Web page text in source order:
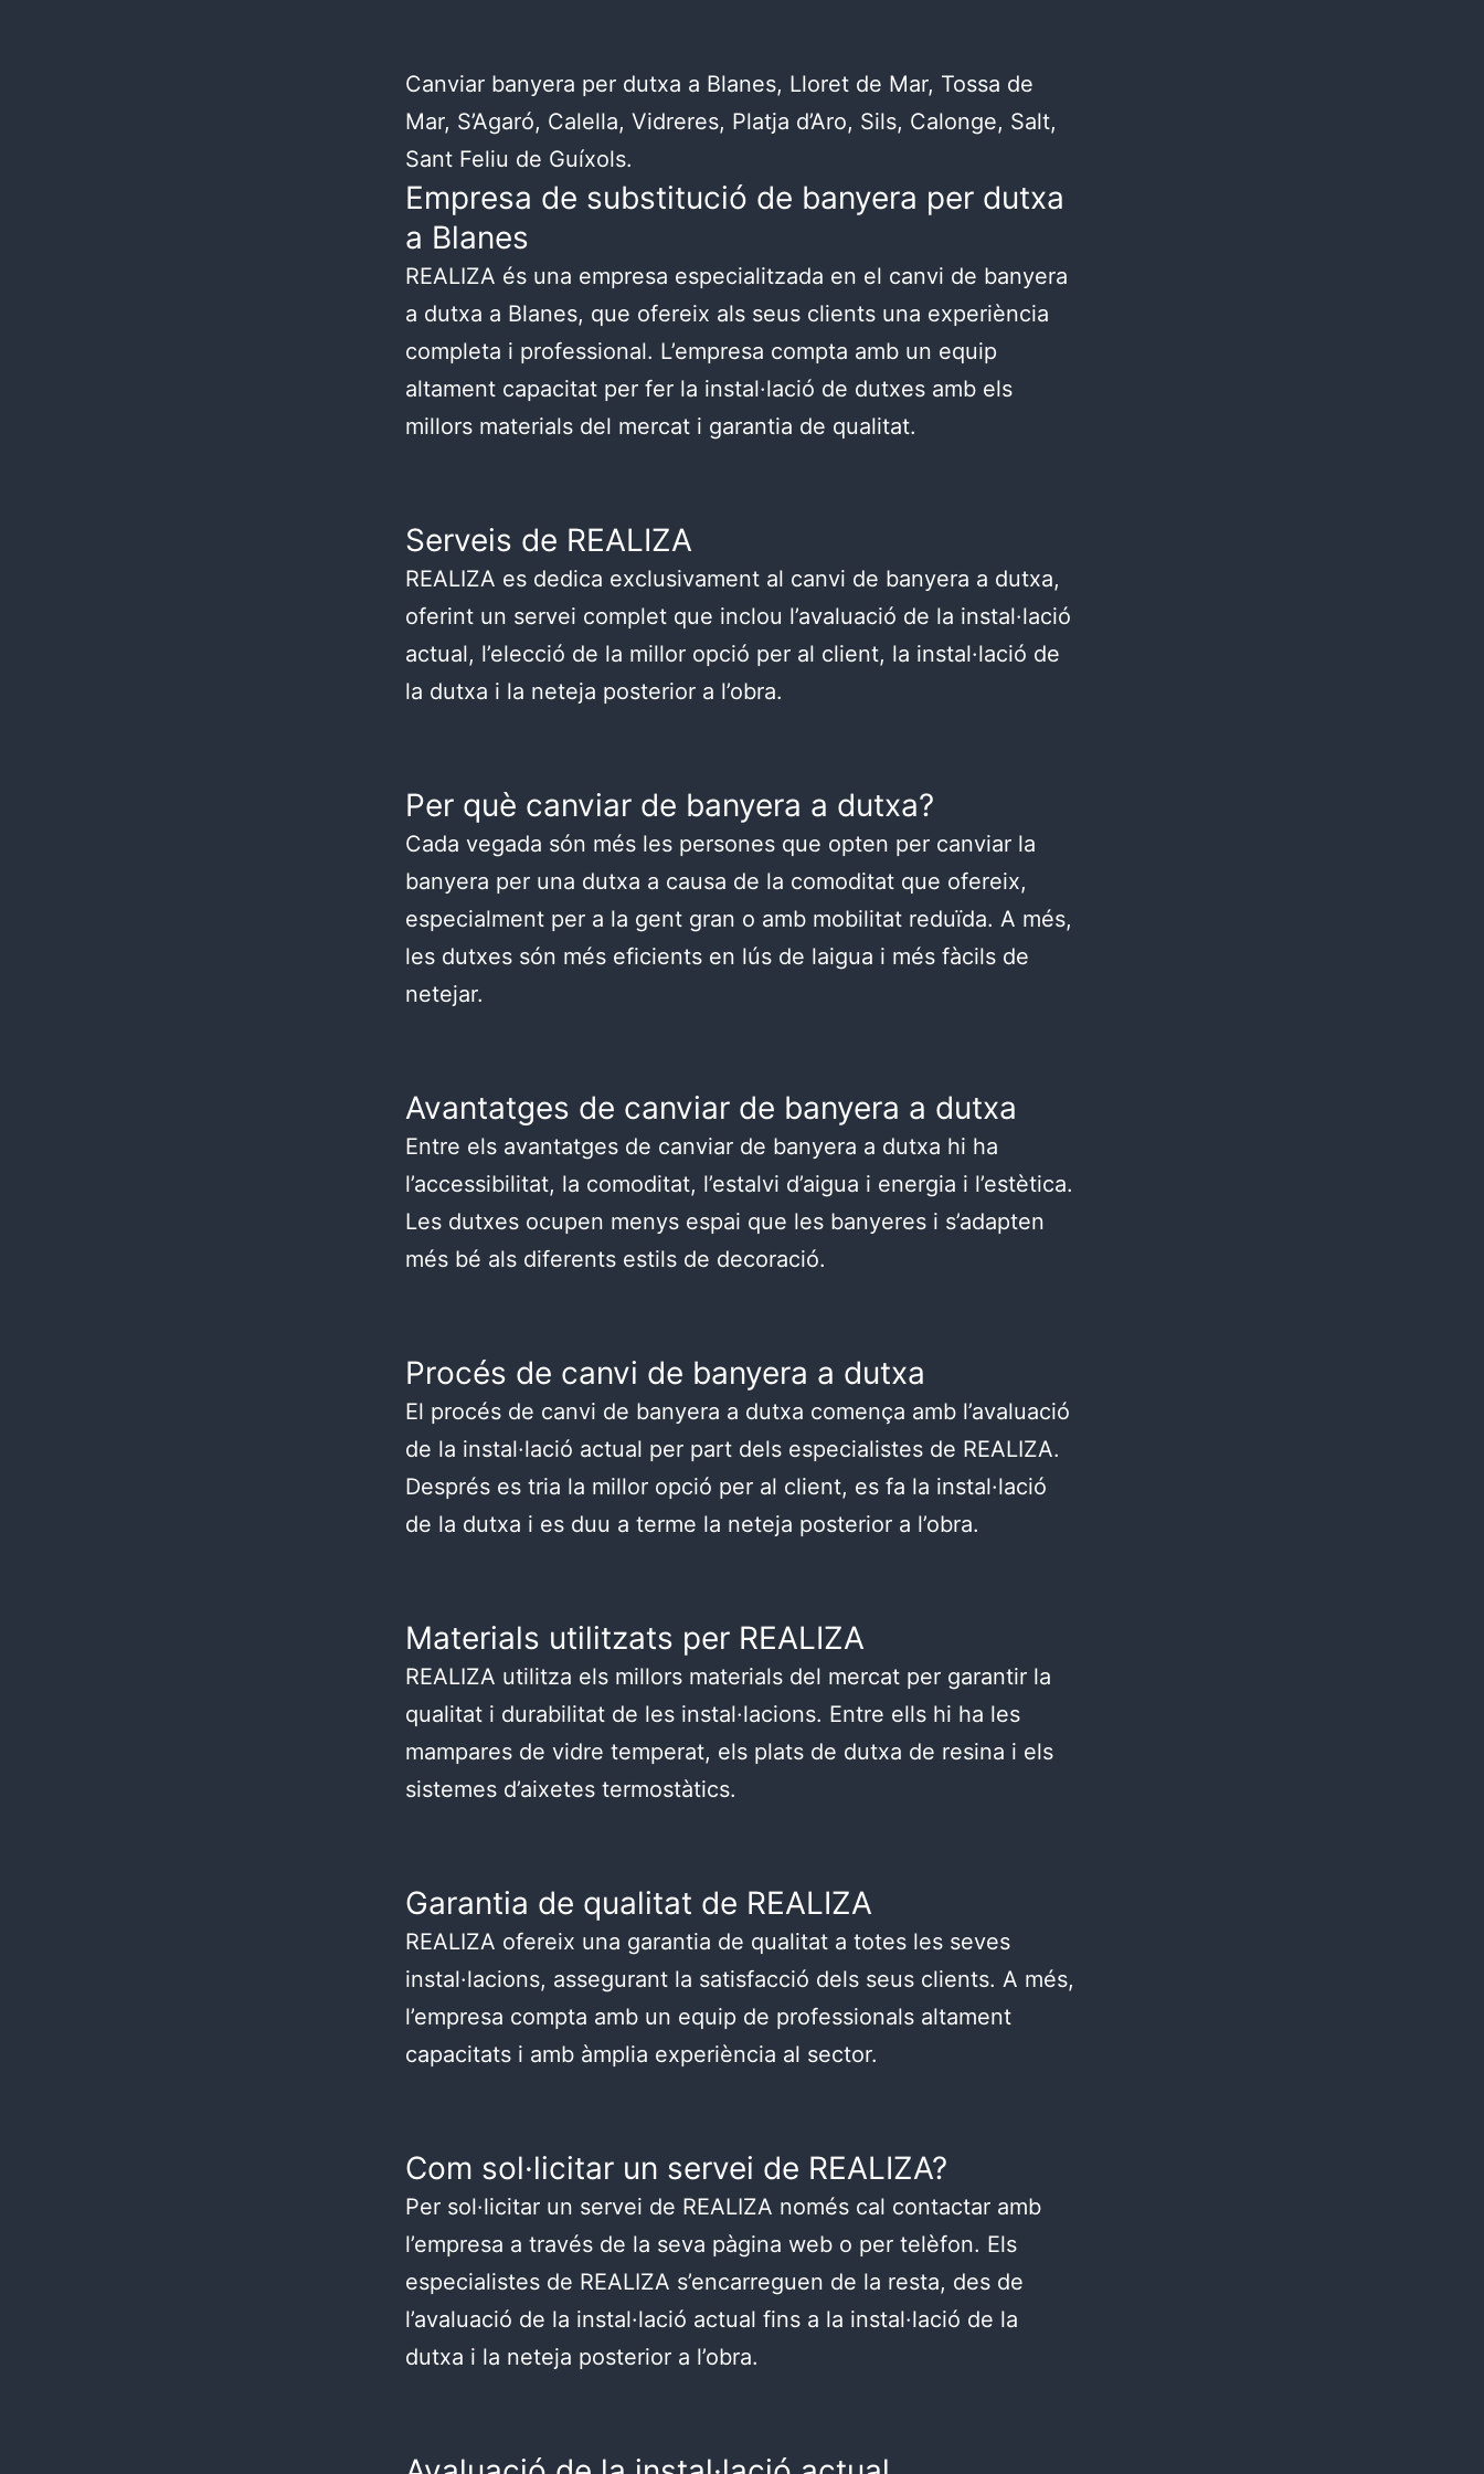
Canviar banyera per dutxa a Blanes, Lloret de Mar, Tossa de
Mar, S’Agaró, Calella, Vidreres, Platja d’Aro, Sils, Calonge, Salt,
Sant Feliu de Guíxols.
Empresa de substitució de banyera per dutxa
a Blanes
REALIZA és una empresa especialitzada en el canvi de banyera
a dutxa a Blanes, que ofereix als seus clients una experiència
completa i professional. L’empresa compta amb un equip
altament capacitat per fer la instal·lació de dutxes amb els
millors materials del mercat i garantia de qualitat.
Serveis de REALIZA
REALIZA es dedica exclusivament al canvi de banyera a dutxa,
oferint un servei complet que inclou l’avaluació de la instal·lació
actual, l’elecció de la millor opció per al client, la instal·lació de
la dutxa i la neteja posterior a l’obra.
Per què canviar de banyera a dutxa?
Cada vegada són més les persones que opten per canviar la
banyera per una dutxa a causa de la comoditat que ofereix,
especialment per a la gent gran o amb mobilitat reduïda. A més,
les dutxes són més eficients en lús de laigua i més fàcils de
netejar.
Avantatges de canviar de banyera a dutxa
Entre els avantatges de canviar de banyera a dutxa hi ha
l’accessibilitat, la comoditat, l’estalvi d’aigua i energia i l’estètica.
Les dutxes ocupen menys espai que les banyeres i s’adapten
més bé als diferents estils de decoració.
Procés de canvi de banyera a dutxa
El procés de canvi de banyera a dutxa comença amb l’avaluació
de la instal·lació actual per part dels especialistes de REALIZA.
Després es tria la millor opció per al client, es fa la instal·lació
de la dutxa i es duu a terme la neteja posterior a l’obra.
Materials utilitzats per REALIZA
REALIZA utilitza els millors materials del mercat per garantir la
qualitat i durabilitat de les instal·lacions. Entre ells hi ha les
mampares de vidre temperat, els plats de dutxa de resina i els
sistemes d’aixetes termostàtics.
Garantia de qualitat de REALIZA
REALIZA ofereix una garantia de qualitat a totes les seves
instal·lacions, assegurant la satisfacció dels seus clients. A més,
l’empresa compta amb un equip de professionals altament
capacitats i amb àmplia experiència al sector.
Com sol·licitar un servei de REALIZA?
Per sol·licitar un servei de REALIZA només cal contactar amb
l’empresa a través de la seva pàgina web o per telèfon. Els
especialistes de REALIZA s’encarreguen de la resta, des de
l’avaluació de la instal·lació actual fins a la instal·lació de la
dutxa i la neteja posterior a l’obra.